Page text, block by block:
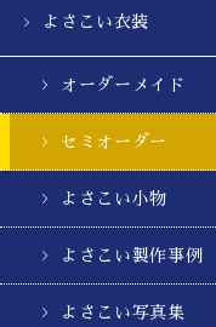
よさこい衣装
オーダーメイド
セミオーダー
よさこい小物
よさこい製作事例
よさこい写真集